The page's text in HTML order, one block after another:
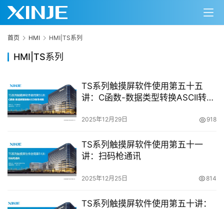
首页 HMI HMI|TS系列
HMI|TS系列
TS系列触摸屏软件使用第五十五
讲：C函数-数据类型转换ASCII转浮
2025年12月29日 918
TS系列触摸屏软件使用第五十一
讲：扫码枪通讯
2025年12月25日 814
TS系列触摸屏软件使用第五十讲：